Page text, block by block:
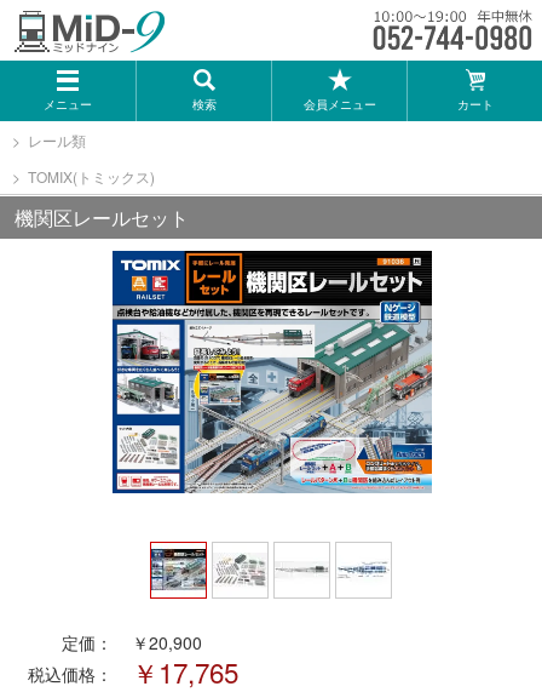
メニュー 検索 会員メニュー カート
メーカー一覧
TOMIX
KATO
GREENMAX
トミーテック
マイクロエース
Bトレインショーティー
MODEMO(モデモ)
レール類
TOMIX(トミックス)
機関区レールセット
定価：
￥20,900
税込価格：
￥17,765